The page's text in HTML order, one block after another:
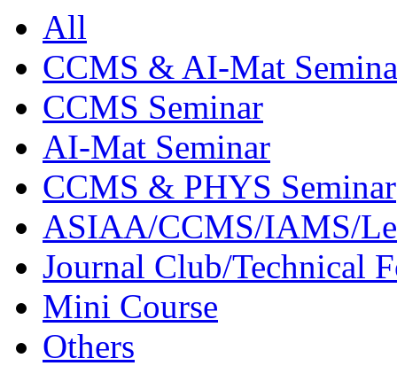
All
CCMS & AI-Mat
CCMS Seminar
AI-Mat Seminar
CCMS & PHYS Seminar
ASIAA/CCMS/IAMS/
Journal Club/Technical
Mini Course
Others